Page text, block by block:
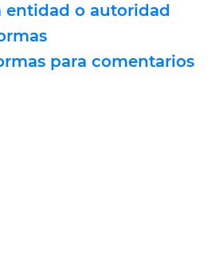
entidad o autoridad
para comentarios